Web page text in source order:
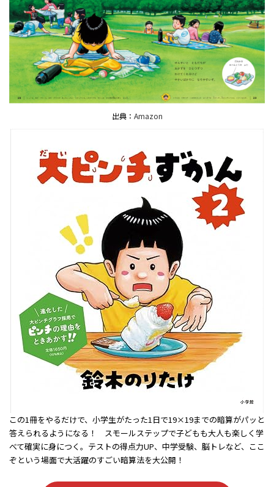
出典： Amazon
この1冊をやるだけで、小学生がたった1日で19×19までの暗算がパッと
答えられるようになる！ スモールステップで子どもも大人も楽しく学
べて確実に身につく。テストの得点力UP、中学受験、脳トレなど、ここ
ぞという場面で大活躍のすごい暗算法を大公開！